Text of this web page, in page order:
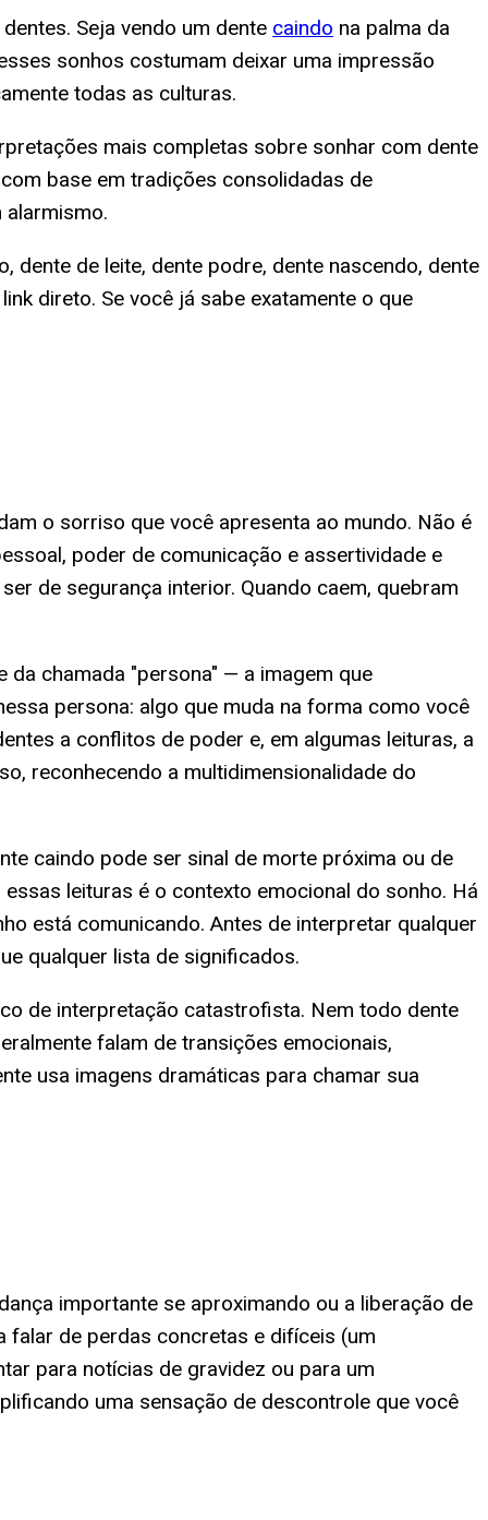
Seja vendo um dente caindo na palma da
sonhos costumam deixar uma impressão
todas as culturas.
mais completas sobre sonhar com dente
base em tradições consolidadas de
de leite, dente podre, dente nascendo, dente
direto. Se você já sabe exatamente o que
o sorriso que você apresenta ao mundo. Não é
poder de comunicação e assertividade e
de segurança interior. Quando caem, quebram
chamada "persona" — a imagem que
persona: algo que muda na forma como você
a conflitos de poder e, em algumas leituras, a
reconhecendo a multidimensionalidade do
caindo pode ser sinal de morte próxima ou de
leituras é o contexto emocional do sonho. Há
está comunicando. Antes de interpretar qualquer
qualquer lista de significados.
de interpretação catastrofista. Nem todo dente
falam de transições emocionais,
usa imagens dramáticas para chamar sua
importante se aproximando ou a liberação de
falar de perdas concretas e difíceis (um
para notícias de gravidez ou para um
uma sensação de descontrole que você